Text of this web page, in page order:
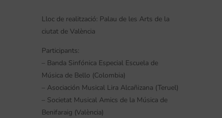
Lloc de realització: Palau de les Arts de la
ciutat de València
Participants:
– Banda Sinfónica Especial Escuela de
Música de Bello (Colombia)
– Asociación Musical Lira Alcañizana (Teruel)
– Societat Musical Amics de la Música de
Benifaraig (València)